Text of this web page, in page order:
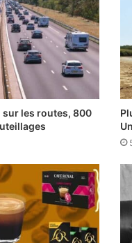
les routes, 800